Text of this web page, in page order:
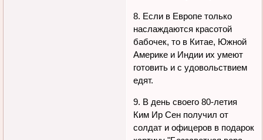
8. Если в Европе только
наслаждаются красотой
бабочек, то в Китае, Южной
Америке и Индии их умеют
готовить и с удовольствием
едят.
9. В день своего 80-летия
Ким Ир Сен получил от
солдат и офицеров в подарок